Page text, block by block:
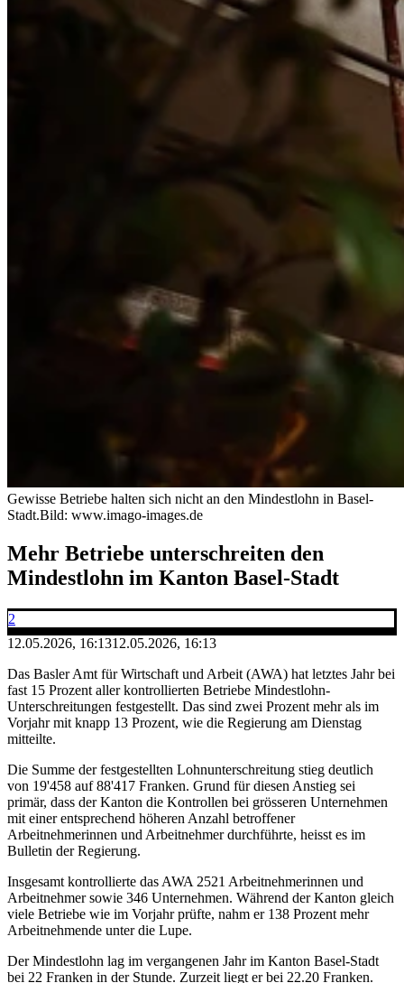
Gewisse Betriebe halten sich nicht an den Mindestlohn in Basel-
Stadt.Bild: www.imago-images.de
Mehr Betriebe unterschreiten den
Mindestlohn im Kanton Basel-Stadt
2
12.05.2026, 16:1312.05.2026, 16:13
Das Basler Amt für Wirtschaft und Arbeit (AWA) hat letztes Jahr bei
fast 15 Prozent aller kontrollierten Betriebe Mindestlohn-
Unterschreitungen festgestellt. Das sind zwei Prozent mehr als im
Vorjahr mit knapp 13 Prozent, wie die Regierung am Dienstag
mitteilte.
Die Summe der festgestellten Lohnunterschreitung stieg deutlich
von 19'458 auf 88'417 Franken. Grund für diesen Anstieg sei
primär, dass der Kanton die Kontrollen bei grösseren Unternehmen
mit einer entsprechend höheren Anzahl betroffener
Arbeitnehmerinnen und Arbeitnehmer durchführte, heisst es im
Bulletin der Regierung.
Insgesamt kontrollierte das AWA 2521 Arbeitnehmerinnen und
Arbeitnehmer sowie 346 Unternehmen. Während der Kanton gleich
viele Betriebe wie im Vorjahr prüfte, nahm er 138 Prozent mehr
Arbeitnehmende unter die Lupe.
Der Mindestlohn lag im vergangenen Jahr im Kanton Basel-Stadt
bei 22 Franken in der Stunde. Zurzeit liegt er bei 22.20 Franken.